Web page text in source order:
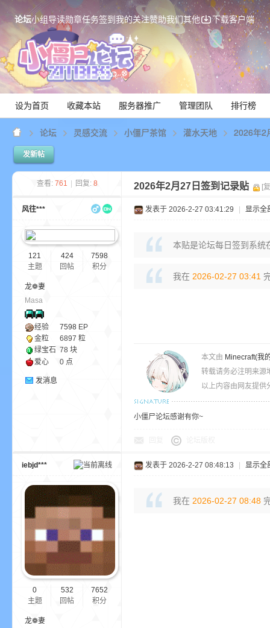
论坛小组导读勋章任务签到我的关注赞助我们其他 下载客户端
设为首页 收藏本站 服务器推广 管理团队 排行榜
论坛 灵感交流 小僵尸茶馆 灌水天地 2026年2
发新帖
查看: 761 回复: 8 2026年2月27日签到记录贴 [
风往***
121
主题
424
回帖
7598
积分
龙❁妻
Masa
经验 7598 EP
金粒
6897 粒
绿宝石 78 块
爱心
0 点
发消息
发表于 2026-2-27 03:41:29 显示全
本贴是论坛每日签到系统
我在 2026-02-27 03:41
本文由 Minecraft(我
转载请务必注明来源
以上内容由网友提供
小僵尸论坛感谢有你~
iebjd***
0
主题
532
回帖
7652
积分
龙❁妻
发表于 2026-2-27 08:48:13 显示全
我在 2026-02-27 08:48